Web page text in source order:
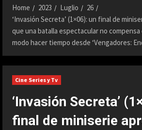
Home 2023 Luglio
26
‘Invasión Secreta’ (1×06): un final de
que una batalla espectacular no compensa
modo hacer tiempo desde ‘Vengadores:
Cine Series y Tv
‘Invasión Secreta’
final de miniserie